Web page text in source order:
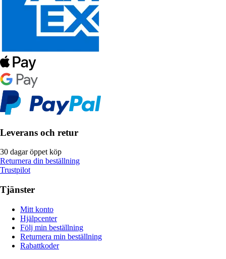
Leverans och retur
30 dagar öppet köp
Returnera din beställning
Trustpilot
Tjänster
Mitt konto
Hjälpcenter
Följ min beställning
Returnera min beställning
Rabattkoder